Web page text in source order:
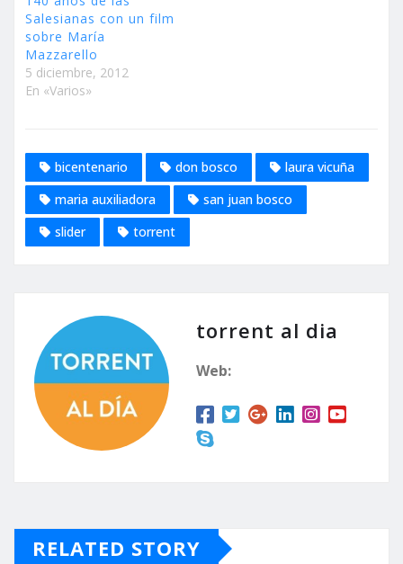
Salesianas con un film
sobre María
Mazzarello
5 diciembre, 2012
En «Varios»
bicentenario don bosco
laura vicuña
maria auxiliadora
san juan bosco
slider
torrent
torrent al dia
Web:
RELATED STORY